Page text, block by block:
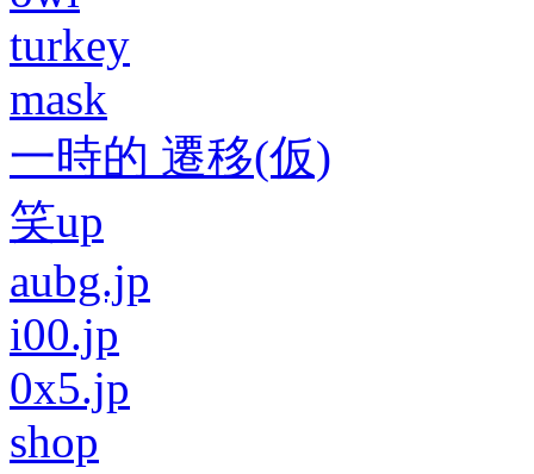
turkey
mask
一時的 遷移(仮)
笑up
aubg.jp
i00.jp
0x5.jp
shop